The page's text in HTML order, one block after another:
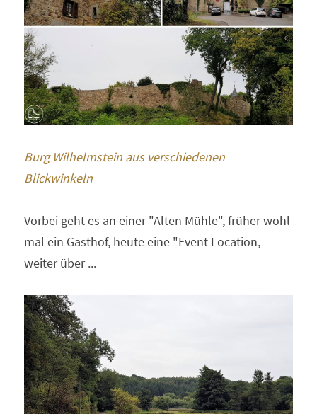
Burg Wilhelmstein aus verschiedenen
Blickwinkeln
Vorbei geht es an einer "Alten Mühle", früher wohl
mal ein Gasthof, heute eine "Event Location,
weiter über ...